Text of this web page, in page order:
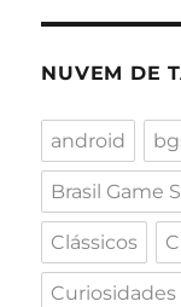
NUVEM DE
android
Brasil Game
Clássicos
Curiosidades